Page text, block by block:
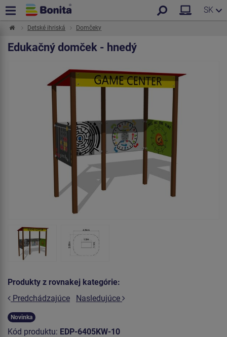
SK
Detské ihriská Domčeky
Edukačný domček - hnedý
Produkty z rovnakej kategórie:
Predchádzajúce
Nasledujúce
Novinka
Kód produktu: EDP-6405KW-10